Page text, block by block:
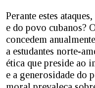
Perante estes
e do povo cubanos?
concedem
a estudantes norte-
ética que preside ao
e a generosidade do